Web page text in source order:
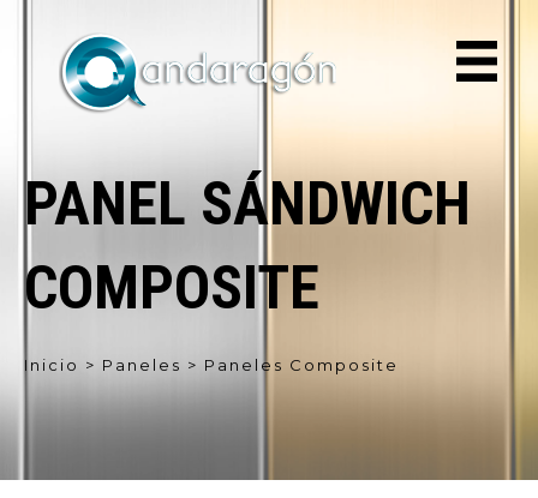
PANEL SÁNDWICH
COMPOSITE
Inicio > Paneles > Paneles Composite